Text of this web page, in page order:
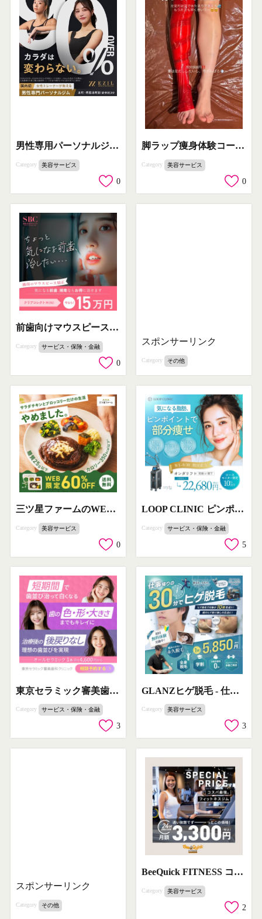
男性専用パーソナルジム EZIL（継続サポート）
Category 美容サービス
0
脚ラップ痩身体験コース（足のむくみ・セルライト改善施術）
Category 美容サービス
0
前歯向けマウスピース矯正（湘南美容クリニック）
Category サービス・保険・金融
0
スポンサーリンク
Category その他
三ツ星ファームのWEB限定低糖質弁当
Category 美容サービス
0
LOOP CLINIC ピンポイント部分痩せオンダリフト
Category サービス・保険・金融
5
東京セラミック審美歯科の短期で美しい歯を実現する治療
Category サービス・保険・金融
3
GLANZヒゲ脱毛 - 仕事帰りの30分で手軽にヒゲ脱毛を実現
Category 美容サービス
3
スポンサーリンク
Category その他
BeeQuick FITNESS コスパ最強フィットネスジム入会プロモーション
Category 美容サービス
2